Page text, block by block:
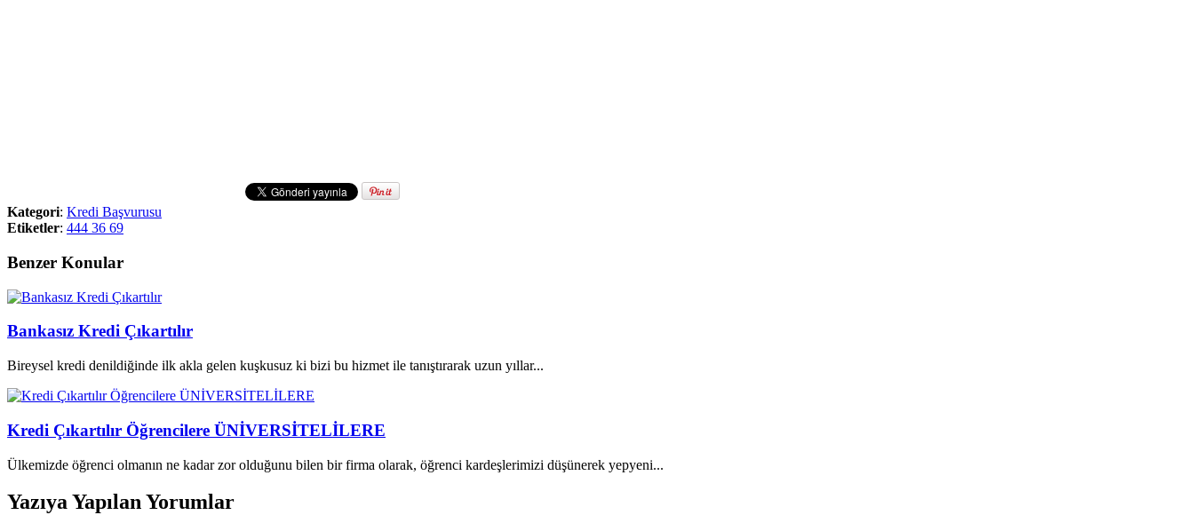
Kategori: Kredi Başvurusu
Etiketler: 444 36 69
Benzer Konular
Bankasız Kredi Çıkartılır
Bireysel kredi denildiğinde ilk akla gelen kuşkusuz ki bizi bu hizmet ile tanıştırarak uzun yıllar...
Kredi Çıkartılır Öğrencilere ÜNİVERSİTELİLERE
Ülkemizde öğrenci olmanın ne kadar zor olduğunu bilen bir firma olarak, öğrenci kardeşlerimizi düşünerek yepyeni...
Yazıya Yapılan Yorumlar